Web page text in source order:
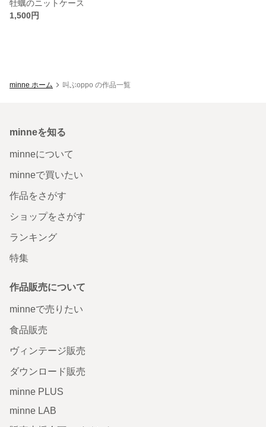
牡蠣のニットケース
1,500円
minne ホーム 叫ぶoppo の作品一覧
minneを知る
minneについて
minneで買いたい
作品をさがす
ショップをさがす
ランキング
特集
作品販売について
minneで売りたい
食品販売
ヴィンテージ販売
ダウンロード販売
minne PLUS
minne LAB